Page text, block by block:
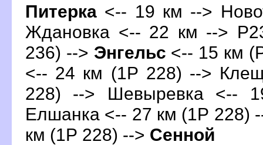
Питерка <-- 19 км -->
Ждановка <-- 22 км -->
236) --> Энгельс <-- 15 км
<-- 24 км (1Р 228) -->
228) --> Шевыревка <--
Елшанка <-- 27 км (1Р 228)
км (1Р 228) --> Сенной